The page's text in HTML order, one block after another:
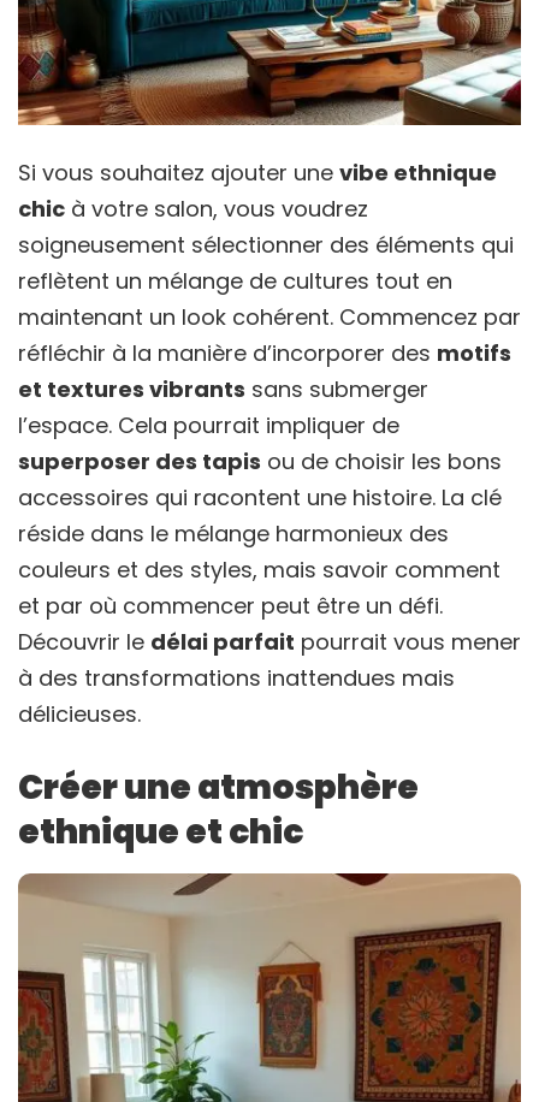
Si vous souhaitez ajouter une vibe ethnique
chic à votre salon, vous voudrez
soigneusement sélectionner des éléments qui
reflètent un mélange de cultures tout en
maintenant un look cohérent. Commencez par
réfléchir à la manière d’incorporer des motifs
et textures vibrants sans submerger
l’espace. Cela pourrait impliquer de
superposer des tapis ou de choisir les bons
accessoires qui racontent une histoire. La clé
réside dans le mélange harmonieux des
couleurs et des styles, mais savoir comment
et par où commencer peut être un défi.
Découvrir le délai parfait pourrait vous mener
à des transformations inattendues mais
délicieuses.
Créer une atmosphère
ethnique et chic